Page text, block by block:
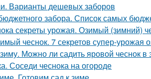
Варианты дешевых заборов
забора. Список самых
секреты урожая. Озимый (зимний)
чеснок. 7 секретов супер-урожая
Можно ли садить яровой чеснок в
Соседи чеснока на огороде